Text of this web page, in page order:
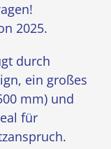
2025.
durch
ein großes
mm) und
für